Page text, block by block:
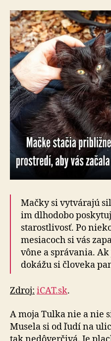
Mačky si vytvárajú
im dlho­do­bo
starostlivosť. Po
mesiacoch si vás
vône a správania.
dokážu si člo­ve­ka
Zdroj: iCAT.sk.
A moja Tulka nie a nie
Musela si od ľudí na